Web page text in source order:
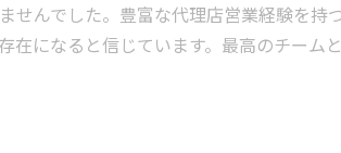
せんでした。豊富な代理店営業経験を持
在になると信じています。最高のチーム